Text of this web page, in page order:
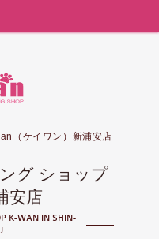
（ケイワン）新浦安店
グ ショップ
安店
K-WAN IN SHIN-